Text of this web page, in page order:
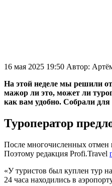
16 мая 2025 19:50 Автор:
На этой неделе мы решили
мажор ли это, может ли
как вам удобно. Собрали
Туроператор
После многочисленных отмен
Поэтому редакция Profi.Travel
«У туристов был куплен тур
24 часа находились в